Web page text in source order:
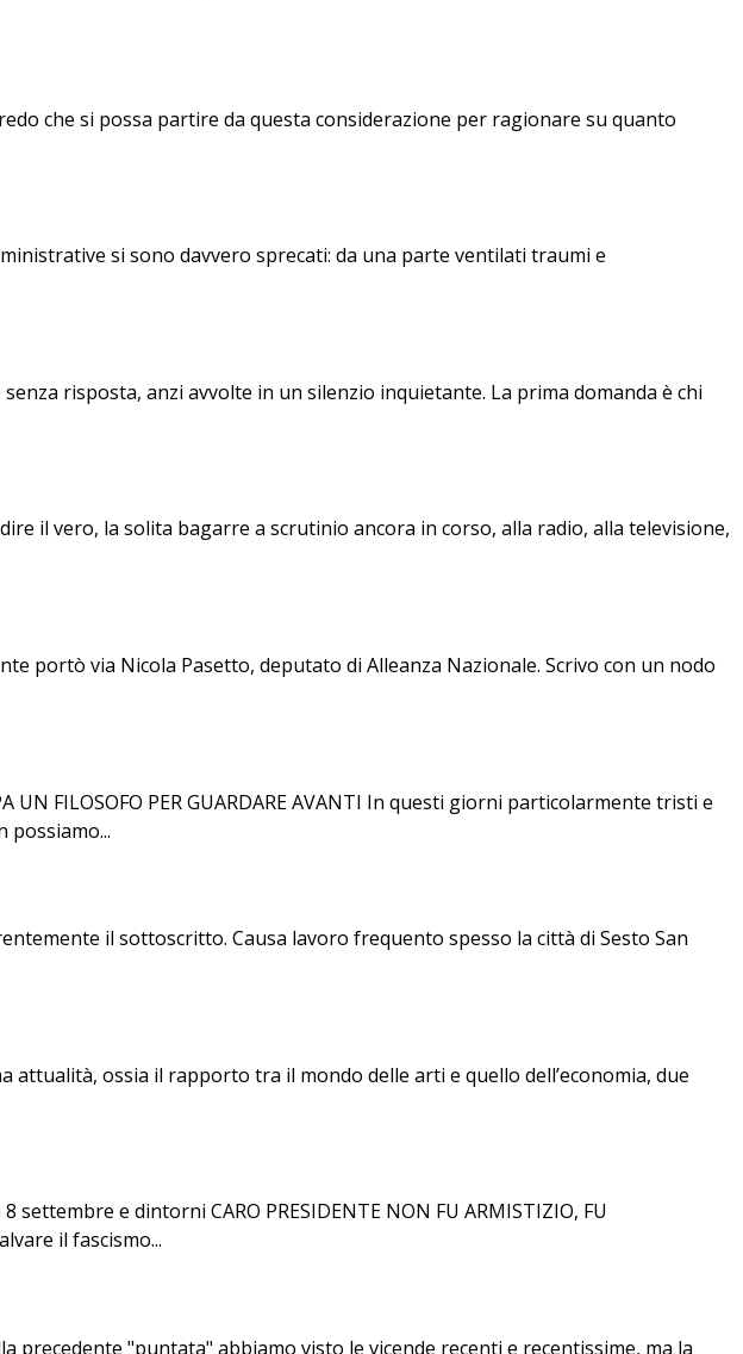
che si possa partire da questa considerazione per ragionare su quanto
si sono davvero sprecati: da una parte ventilati traumi e
risposta, anzi avvolte in un silenzio inquietante. La prima domanda è chi
il vero, la solita bagarre a scrutinio ancora in corso, alla radio, alla televisione,
portò via Nicola Pasetto, deputato di Alleanza Nazionale. Scrivo con un nodo
UN FILOSOFO PER GUARDARE AVANTI In questi giorni particolarmente tristi e
il sottoscritto. Causa lavoro frequento spesso la città di Sesto San
ossia il rapporto tra il mondo delle arti e quello dell’economia, due
settembre e dintorni CARO PRESIDENTE NON FU ARMISTIZIO, FU
il fascismo...
precedente "puntata" abbiamo visto le vicende recenti e recentissime, ma la